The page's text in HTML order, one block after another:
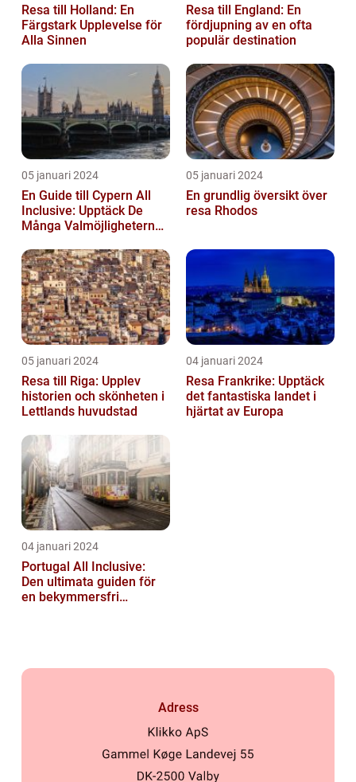
Resa till Holland: En
Färgstark Upplevelse för
Alla Sinnen
Resa till England: En
fördjupning av en ofta
populär destination
05 januari 2024
En Guide till Cypern All
Inclusive: Upptäck De
Många Valmöjligheterna
Semester...
05 januari 2024
En grundlig översikt över
resa Rhodos
05 januari 2024
Resa till Riga: Upplev
historien och skönheten i
Lettlands huvudstad
04 januari 2024
Resa Frankrike: Upptäck
det fantastiska landet i
hjärtat av Europa
04 januari 2024
Portugal All Inclusive:
Den ultimata guiden för
en bekymmersfri
Adress